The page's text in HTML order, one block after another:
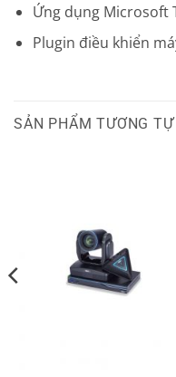
Ứng dụng Microsoft
Plugin điều khiển
SẢN PHẨM TƯƠNG TỰ